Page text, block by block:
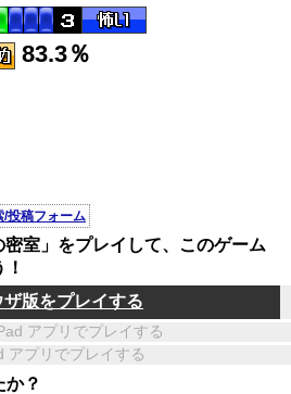
83.3％
/投稿フォーム
室」をプレイして、このゲーム
ザ版をプレイする
アプリでプレイする
アプリでプレイする
か？